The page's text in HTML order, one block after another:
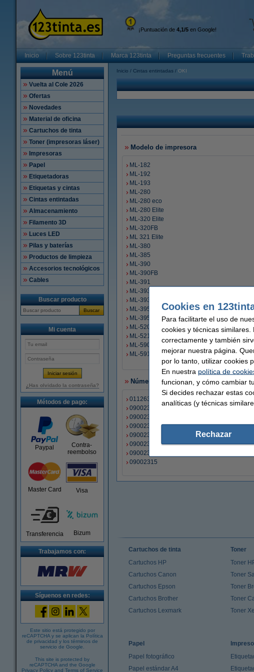
¡Puntuación de 4,1/5 en Google!
Inicio Sobre 123tinta Marca 123tinta Preguntas frecuentes
Menú
Vuelta al Cole 2026
Ofertas
Novedades
Material de oficina
Cartuchos de tinta
Toner (impresoras láser)
Impresoras
Papel
Etiquetadoras
Etiquetas y cintas
Cintas entintadas
Almacenamiento
Filamento 3D
Luces LED
Pilas y baterías
Productos de limpieza
Accesorios tecnológicos
Cables
Buscar producto
Buscar
Mi cuenta
¿Has olvidado la contraseña?
Métodos de pago:
Paypal
Contra-
reembolso
Master Card Visa
Transferencia Bizum
Trabajamos con:
Síguenos en redes:
Este sitio está protegido por
reCAPTCHA y se aplican la Política
de privacidad y los términos de
servicio de Google
This site is protected by
reCAPTCHA and the Google
Privacy Policy and Terms of Service
Inicio Cintas entintadas OKI
Modelo de impresora
ML-182
ML-192
ML-193
ML-280
ML-280 eco
ML-280 Elite
ML-320 Elite
ML-320FB
ML 321 Elite
ML-380
ML-385
ML-390
ML-390FB
ML-391
ML-393
ML-393 C
ML-395
ML-395 C
ML-520
ML-521
ML-590
ML-591
Número de cinta
01126301
09002303
09002308
09002309
09002310
09002311
09002312
09002315
Cartuchos de tinta
Cartuchos HP
Cartuchos Canon
Cartuchos Epson
Cartuchos Brother
Cartuchos Lexmark
Toner
Toner
Toner
Toner
Toner
Toner
Papel
Papel fotográfico
Papel estándar A4
Cookies en
Para facilitarte el uso de
cookies y técnicas
correctamente y también
mejorar nuestra página.
por lo tanto, utilizar cookies
En nuestra política de
funcionan, y cómo cambiar
Si decides rechazar estas
analíticas (y técnicas
Rechazar